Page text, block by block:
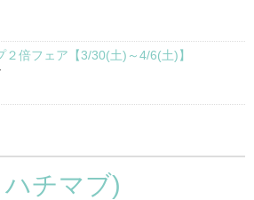
２倍フェア【3/30(土)～4/6(土)】
チマブ)